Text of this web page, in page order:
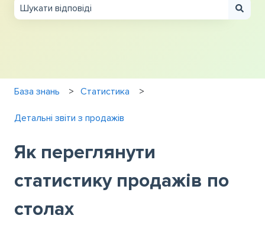
База знань Статистика
Детальні звіти з продажів
Як переглянути
статистику продажів по
столах